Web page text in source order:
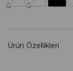
Ürün Özellikleri